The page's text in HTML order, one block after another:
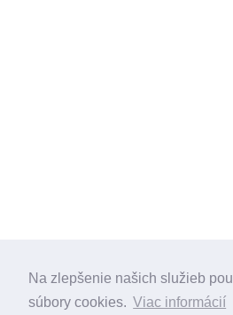
Na zlepšenie našich služieb
súbory cookies. Viac informácií